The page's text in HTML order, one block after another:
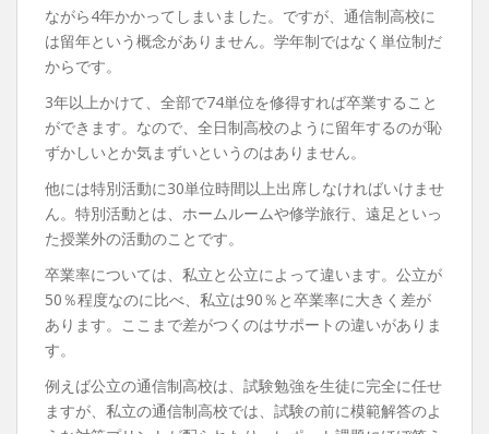
ながら4年かかってしまいました。ですが、通信制高校に
は留年という概念がありません。学年制ではなく単位制だ
からです。
3年以上かけて、全部で74単位を修得すれば卒業すること
ができます。なので、全日制高校のように留年するのが恥
ずかしいとか気まずいというのはありません。
他には特別活動に30単位時間以上出席しなければいけませ
ん。特別活動とは、ホームルームや修学旅行、遠足といっ
た授業外の活動のことです。
卒業率については、私立と公立によって違います。公立が
50％程度なのに比べ、私立は90％と卒業率に大きく差が
あります。ここまで差がつくのはサポートの違いがありま
す。
例えば公立の通信制高校は、試験勉強を生徒に完全に任せ
ますが、私立の通信制高校では、試験の前に模範解答のよ